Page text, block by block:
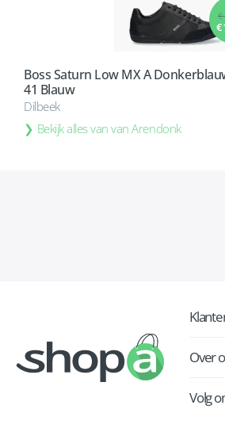
€
€
Boss Saturn Low MX A
41 Blauw
Dilbeek
Bekijk alles van van Arendonk
Over
Volg